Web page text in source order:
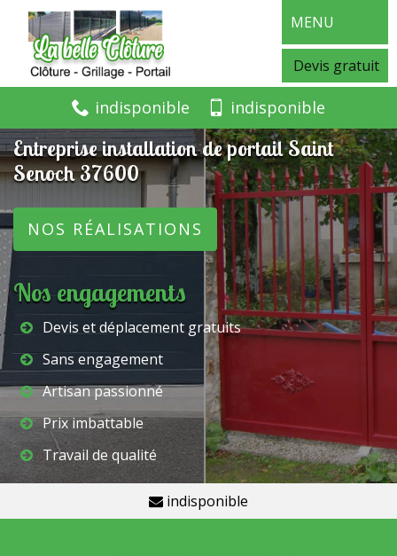
MENU
Devis gratuit
indisponible indisponible
Entreprise installation de portail Saint
Senoch 37600
NOS RÉALISATIONS
Nos engagements
Devis et déplacement gratuits
Sans engagement
Artisan passionné
Prix imbattable
Travail de qualité
indisponible